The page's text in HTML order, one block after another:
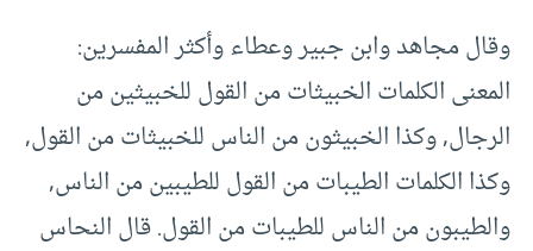
وقال مجاهد وابن جبير وعطاء وأكثر المفسرين:
المعنى الكلمات الخبيثات من القول للخبيثين من
الرجال, وكذا الخبيثون من الناس للخبيثات من القول,
وكذا الكلمات الطيبات من القول للطيبين من الناس,
والطيبون من الناس للطيبات من القول. قال النحاس